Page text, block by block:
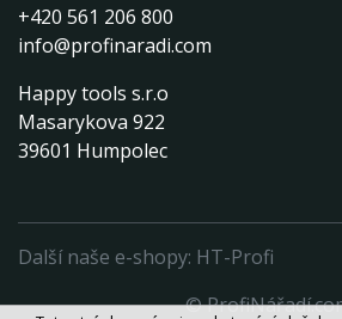
+420 561 206 800
info@profinaradi.com
Happy tools s.r.o
Masarykova 922
39601 Humpolec
Další naše e-shopy: HT-Profi
©